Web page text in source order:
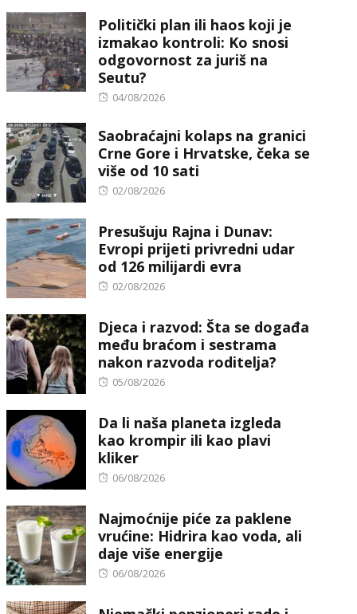
Politički plan ili haos koji je
izmakao kontroli: Ko snosi
odgovornost za juriš na
Seutu?
Posted
04/08/2026
Saobraćajni kolaps na granici
Crne Gore i Hrvatske, čeka se
više od 10 sati
Posted
02/08/2026
Presušuju Rajna i Dunav:
Evropi prijeti privredni udar
od 126 milijardi evra
Posted
02/08/2026
Djeca i razvod: Šta se događa
među braćom i sestrama
nakon razvoda roditelja?
Posted
05/08/2026
Da li naša planeta izgleda
kao krompir ili kao plavi
kliker
Posted
06/08/2026
Najmoćnije piće za paklene
vrućine: Hidrira kao voda, ali
daje više energije
Posted
06/08/2026